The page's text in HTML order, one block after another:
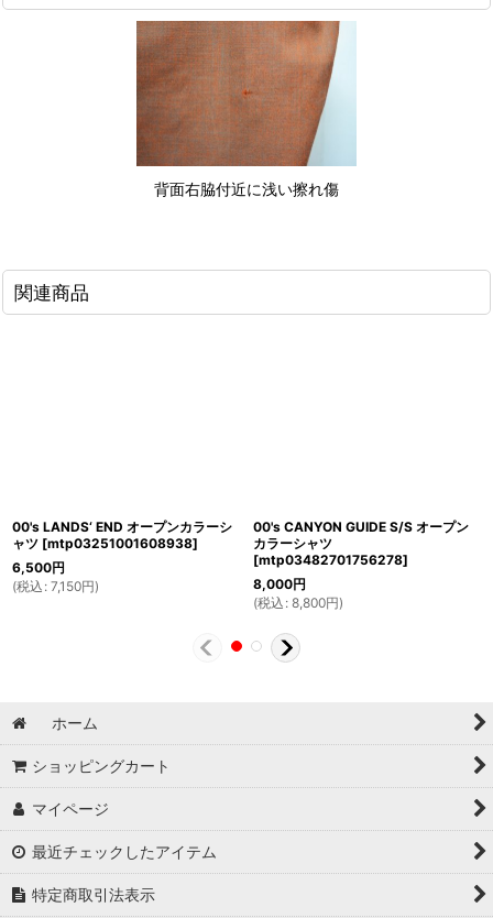
背面右脇付近に浅い擦れ傷
関連商品
00's LANDS‘ END オープンカラーシ
ャツ [mtp03251001608938]
6,500円
(税込 : 7,150円)
00's CANYON GUIDE S/S オープン
カラーシャツ
[mtp03482701756278]
8,000円
(税込 : 8,800円)
ホーム
ショッピングカート
マイページ
最近チェックしたアイテム
特定商取引法表示